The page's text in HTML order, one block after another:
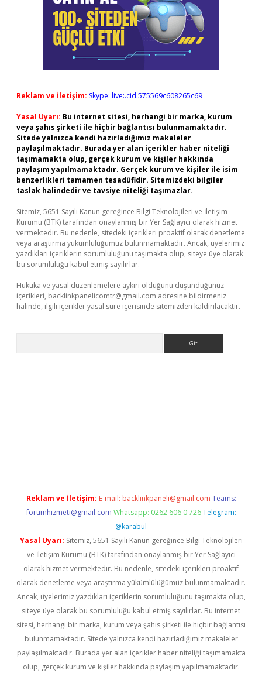
Reklam ve İletişim: Skype: live:.cid.575569c608265c69
Yasal Uyarı: Bu internet sitesi, herhangi bir marka, kurum
veya şahıs şirketi ile hiçbir bağlantısı bulunmamaktadır.
Sitede yalnızca kendi hazırladığımız makaleler
paylaşılmaktadır. Burada yer alan içerikler haber niteliği
taşımamakta olup, gerçek kurum ve kişiler hakkında
paylaşım yapılmamaktadır. Gerçek kurum ve kişiler ile isim
benzerlikleri tamamen tesadüfidir. Sitemizdeki bilgiler
taslak halindedir ve tavsiye niteliği taşımazlar.
Sitemiz, 5651 Sayılı Kanun gereğince Bilgi Teknolojileri ve İletişim
Kurumu (BTK) tarafından onaylanmış bir Yer Sağlayıcı olarak hizmet
vermektedir. Bu nedenle, sitedeki içerikleri proaktif olarak denetleme
veya araştırma yükümlülüğümüz bulunmamaktadır. Ancak, üyelerimiz
yazdıkları içeriklerin sorumluluğunu taşımakta olup, siteye üye olarak
bu sorumluluğu kabul etmiş sayılırlar.
Hukuka ve yasal düzenlemelere aykırı olduğunu düşündüğünüz
içerikleri, backlinkpanelicomtr@gmail.com adresine bildirmeniz
halinde, ilgili içerikler yasal süre içerisinde sitemizden kaldırılacaktır.
Reklam ve İletişim: E-mail: backlinkpaneli@gmail.com Teams:
forumhizmeti@gmail.com Whatsapp: 0262 606 0 726 Telegram:
@karabul
Yasal Uyarı: Sitemiz, 5651 Sayılı Kanun gereğince Bilgi Teknolojileri
ve İletişim Kurumu (BTK) tarafından onaylanmış bir Yer Sağlayıcı
olarak hizmet vermektedir. Bu nedenle, sitedeki içerikleri proaktif
olarak denetleme veya araştırma yükümlülüğümüz bulunmamaktadır.
Ancak, üyelerimiz yazdıkları içeriklerin sorumluluğunu taşımakta olup,
siteye üye olarak bu sorumluluğu kabul etmiş sayılırlar. Bu internet
sitesi, herhangi bir marka, kurum veya şahıs şirketi ile hiçbir bağlantısı
bulunmamaktadır. Sitede yalnızca kendi hazırladığımız makaleler
paylaşılmaktadır. Burada yer alan içerikler haber niteliği taşımamakta
olup, gerçek kurum ve kişiler hakkında paylaşım yapılmamaktadır.